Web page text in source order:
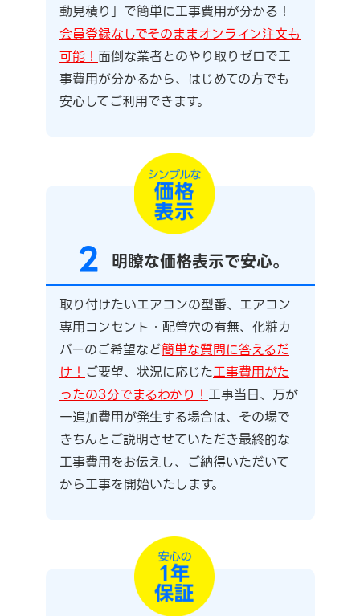
動見積り」で簡単に工事費用が分かる！
会員登録なしでそのままオンライン注文も
可能！面倒な業者とのやり取りゼロで工
事費用が分かるから、はじめての方でも
安心してご利用できます。
2 明瞭な価格表示で安心。
取り付けたいエアコンの型番、エアコン
専用コンセント・配管穴の有無、化粧カ
バーのご希望など簡単な質問に答えるだ
け！ご要望、状況に応じた工事費用がた
ったの3分でまるわかり！工事当日、万が
一追加費用が発生する場合は、その場で
きちんとご説明させていただき最終的な
工事費用をお伝えし、ご納得いただいて
から工事を開始いたします。